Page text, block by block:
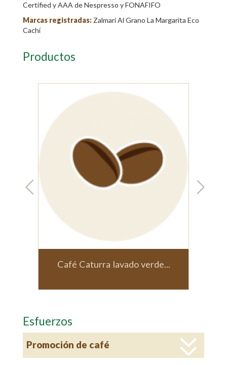
Certified y AAA de Nespresso y FONAFIFO
Marcas registradas: Zalmari Al Grano La Margarita Eco
Cachí
Productos
Café Borbón honey verde
Esfuerzos
Promoción de café